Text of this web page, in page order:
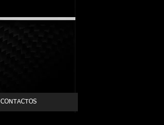
CONTACTOS